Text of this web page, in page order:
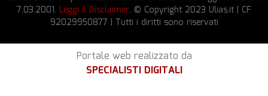
7.03.2001. Leggi il Disclaimer. © Copyright 2023 Ulias.it | CF
92029950877 | Tutti i diritti sono riservati
Portale web realizzato da
SPECIALISTI DIGITALI